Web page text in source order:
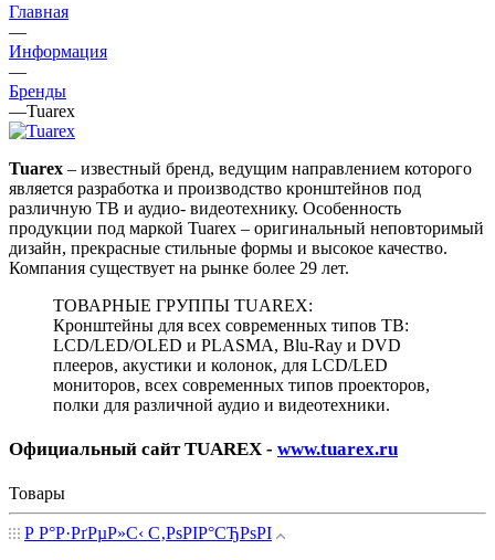
Главная
—
Информация
—
Бренды
—Tuarex
Tuarex – известный бренд, ведущим направлением которого
является разработка и производство кронштейнов под
различную ТВ и аудио- видеотехнику. Особенность
продукции под маркой Tuarex – оригинальный неповторимый
дизайн, прекрасные стильные формы и высокое качество.
Компания существует на рынке более 29 лет.
ТОВАРНЫЕ ГРУППЫ TUAREX:
Кронштейны для всех современных типов ТВ:
LCD/LED/OLED и PLASMA, Blu-Ray и DVD
плееров, акустики и колонок, для LCD/LED
мониторов, всех современных типов проекторов,
полки для различной аудио и видеотехники.
Официальный сайт TUAREX - www.tuarex.ru
Товары
Р Р°Р·РґРµР»С‹ С‚РѕРІР°СЂРѕРІ